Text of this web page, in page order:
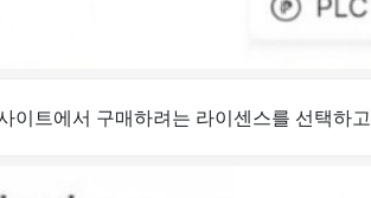
이트에서 구매하려는 라이센스를 선택하고